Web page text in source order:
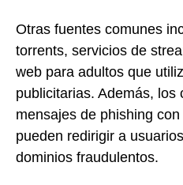
Otras fuentes comunes
torrents, servicios de
web para adultos que
publicitarias. Además, los
mensajes de phishing
pueden redirigir a
dominios fraudulentos.